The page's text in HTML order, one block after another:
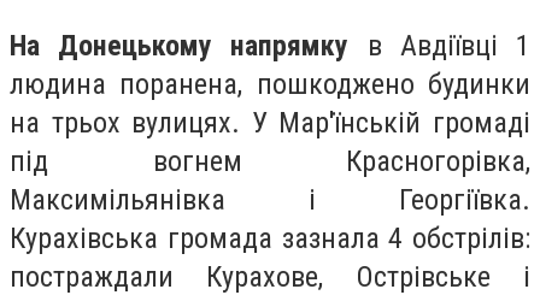
На Донецькому напрямку в Авдіївці 1
людина поранена, пошкоджено будинки
на трьох вулицях. У Мар'їнській громаді
під вогнем Красногорівка,
Максимільянівка і Георгіївка.
Курахівська громада зазнала 4 обстрілів:
постраждали Курахове, Острівське і